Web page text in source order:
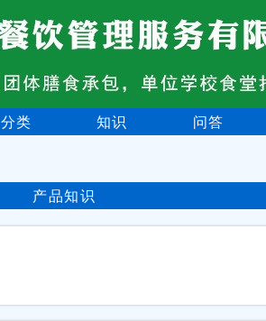
分类 知识 问答
产品知识